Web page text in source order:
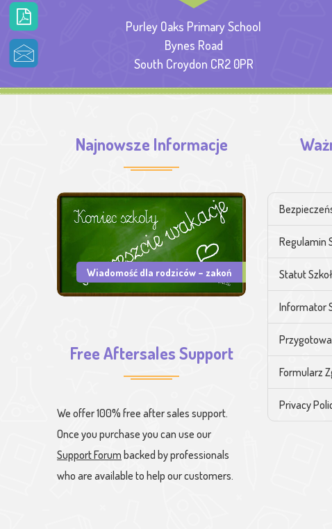
Purley Oaks Primary School
Bynes Road
South Croydon CR2 0PR
Najnowsze Informacje
Wiadomość dla rodziców – zakoń
Free Aftersales Support
We offer 100% free after sales support.
Once you purchase you can use our
Support Forum backed by professionals
who are available to help our customers.
Regulamin
Statut
Informator
Formularz
Privacy